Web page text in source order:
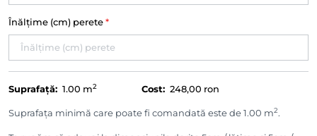
Înălțime (cm) perete *
Suprafață: 1.00 m2 Cost: 248,00 ron
Suprafața minimă care poate fi comandată este de 1.00 m2.